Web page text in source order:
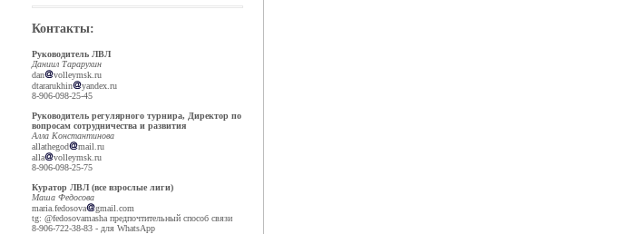
Контакты:
Руководитель ЛВЛ
Даниил Тарарухин
dan
volleymsk.ru
dtararukhin
yandex.ru
8-906-098-25-45
Руководитель регулярного турнира, Директор по
вопросам сотрудничества и развития
Алла Константинова
allathegod
mail.ru
alla
volleymsk.ru
8-906-098-25-75
Куратор ЛВЛ (все взрослые лиги)
Маша Федосова
maria.fedosova
gmail.com
tg: @fedosovamasha предпочтительный способ связи
8-906-722-38-83 - для WhatsApp